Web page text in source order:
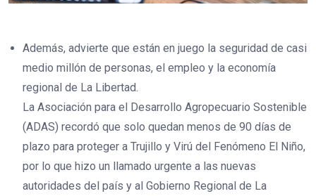
Además, advierte que están en juego la seguridad de casi
medio millón de personas, el empleo y la economía
regional de La Libertad.
La Asociación para el Desarrollo Agropecuario Sostenible
(ADAS) recordó que solo quedan menos de 90 días de
plazo para proteger a Trujillo y Virú del Fenómeno El Niño,
por lo que hizo un llamado urgente a las nuevas
autoridades del país y al Gobierno Regional de La